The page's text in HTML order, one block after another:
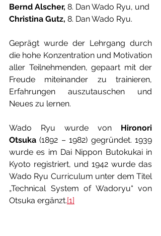
Bernd Alscher, 8. Dan Wado Ryu, und
Christina Gutz, 8. Dan Wado Ryu.
Geprägt wurde der Lehrgang durch
die hohe Konzentration und Motivation
aller Teilnehmenden, gepaart mit der
Freude miteinander zu trainieren,
Erfahrungen auszutauschen und
Neues zu lernen.
Wado Ryu wurde von Hironori
Otsuka (1892 – 1982) gegründet. 1939
wurde es im Dai Nippon Butokukai in
Kyoto registriert, und 1942 wurde das
Wado Ryu Curriculum unter dem Titel
„Technical System of Wadoryu“ von
Otsuka ergänzt.[1]